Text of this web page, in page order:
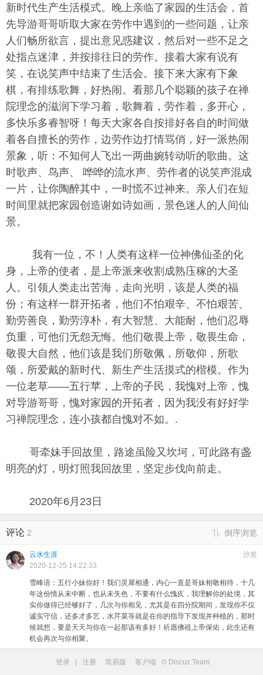
新时代生产生活模式。晚上亲临了家园的生活会，首
先导游哥哥听取大家在劳作中遇到的一些问题，让亲
人们畅所欲言，提出意见惑建议，然后对一些不足之
处指点迷津，并按排往日的劳作。接着大家有说有
笑，在说笑声中结束了生活会。接下来大家有下象
棋，有排练歌舞，好热闹。看那几个聪颖的孩子在禅
院理念的滋润下学习着，歌舞着，劳作着，多开心，
多快乐多睿智呀！每天大家各自按排好各自的时间做
着各自擅长的劳作，边劳作边打情骂俏，好一派热闹
景象，听：不知何人飞出一两曲婉转动听的歌曲。这
时歌声、鸟声、 哗哗的流水声、劳作者的说笑声混成
一片，让你陶醉其中，一时慌不过神来。亲人们在短
时间里就把家园创造谢如诗如画，景色迷人的人间仙
景。
我有一位，不！人类有这样一位神佛仙圣的化
身，上帝的使者，是上帝派来收割成熟庒稼的大圣
人。引领人类走出苦海，走向光明，该是人类的福
份；有这样一群开拓者，他们不怕艰辛、不怕艰苦、
勤劳善良，勤劳淳朴，有大智慧、大能耐，他们忍辱
负重，可他们无怨无悔。他们敬畏上帝，敬畏生命，
敬畏大自然，他们该是我们所敬佩，所敬仰，所歌
颂，所爱戴的新时代、新生产生活摸式的楷模。作为
一位老草——五行苹，上帝的子民，我愧对上帝，愧
对导游哥哥，愧对家园的开拓者，因为我没有好好学
习禅院理念，连小孩都自愧对不如。.
哥牵妹手回故里，路途虽险又坎坷，可此路有盏
明亮的灯，明灯照我回故里，坚定步伐向前走。
2020年6月23日
评论 2 倒序浏览
沙发
云水生涯
2020-12-25 14:22:33
雪峰语：五行小妹你好！我们灵犀相通，内心一直是哥妹相敬相待，十几
年这份情从未中断，也从未失色，不要有什么愧疚，我理解你的处境，其
实你做得已经够好了，几次与你相见，尤其是在四分院期间，发现你不仅
诚实守信，还多才多艺，水芹菜等就是在你的指导下发现并种植的，那时
候就想，要是天天与你在一起那该有多好！祈愿佛祖上帝保佑，此生还有
机会再次与你相聚。
登录 注册 简易版 客户端 © Discuz Team.